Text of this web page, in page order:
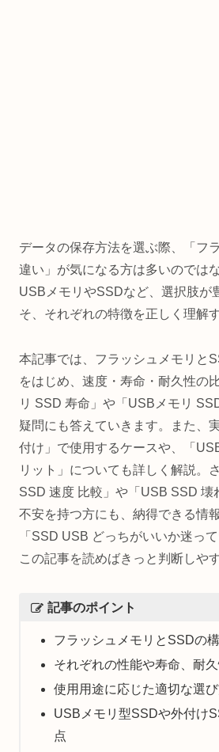
データの保存方法を選ぶ際、「フ
違い」が気になる方は多いのでは
USBメモリやSSDなど、選択肢が
そ、それぞれの特徴を正しく理解
本記事では、フラッシュメモリと
をはじめ、速度・寿命・耐久性の
リ SSD 寿命」や「USBメモリ
疑問にも答えていきます。また、
付け」で使用するケースや、「
リット」についても詳しく解説。
SSD 速度 比較」や「USB SSD 壊
不安を持つ方にも、納得できる情
「SSD USB どっちがいいか迷っ
この記事を読めばきっと判断しや
記事のポイント
フラッシュメモリとSSDの
それぞれの性能や寿命、耐
使用用途に応じた適切な選
USBメモリ型SSDや外付け
点